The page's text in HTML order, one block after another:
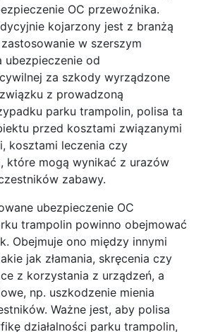
OC przewoźnika.
kojarzony jest z branżą
w szerszym
ubezpieczenie od
za szkody wyrządzone
z prowadzoną
parku trampolin, polisa ta
przed kosztami związanymi
kosztami leczenia czy
które mogą wynikać z urazów
zabawy.
ubezpieczenie OC
trampolin powinno obejmować
Obejmuje ono między innymi
jak złamania, skręcenia czy
z korzystania z urządzeń, a
np. uszkodzenie mienia
Ważne jest, aby polisa
działalności parku trampolin,